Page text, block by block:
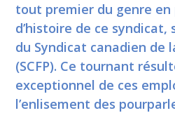
tout premier du genre en
d’histoire de ce syndicat,
du Syndicat canadien de
(SCFP). Ce tournant
exceptionnel de ces
l’enlisement des